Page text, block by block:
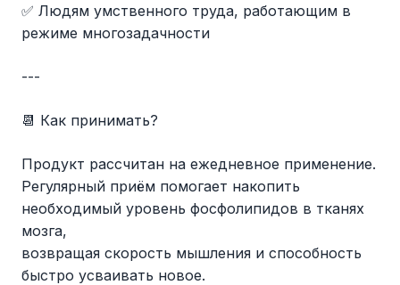
✅ Людям умственного труда, работающим в
режиме многозадачности
---
📆 Как принимать?
Продукт рассчитан на ежедневное применение.
Регулярный приём помогает накопить
необходимый уровень фосфолипидов в тканях
мозга,
возвращая скорость мышления и способность
быстро усваивать новое.